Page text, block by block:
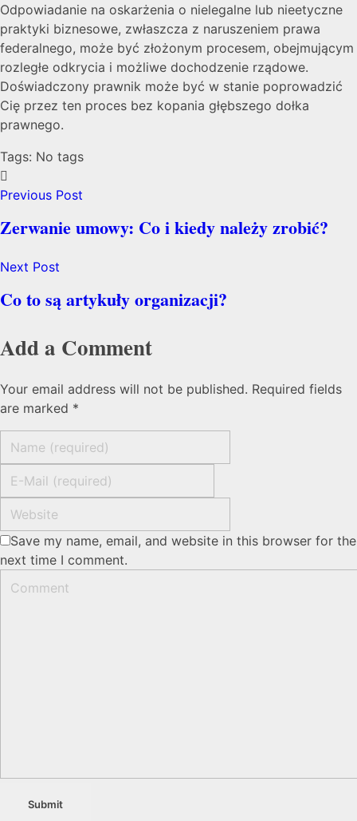
Odpowiadanie na oskarżenia o nielegalne lub nieetyczne
praktyki biznesowe, zwłaszcza z naruszeniem prawa
federalnego, może być złożonym procesem, obejmującym
rozległe odkrycia i możliwe dochodzenie rządowe.
Doświadczony prawnik może być w stanie poprowadzić
Cię przez ten proces bez kopania głębszego dołka
prawnego.
Tags: No tags
Previous Post
Zerwanie umowy: Co i kiedy należy zrobić?
Next Post
Co to są artykuły organizacji?
Add a Comment
Your email address will not be published. Required fields
are marked *
Save my name, email, and website in this browser for the
next time I comment.